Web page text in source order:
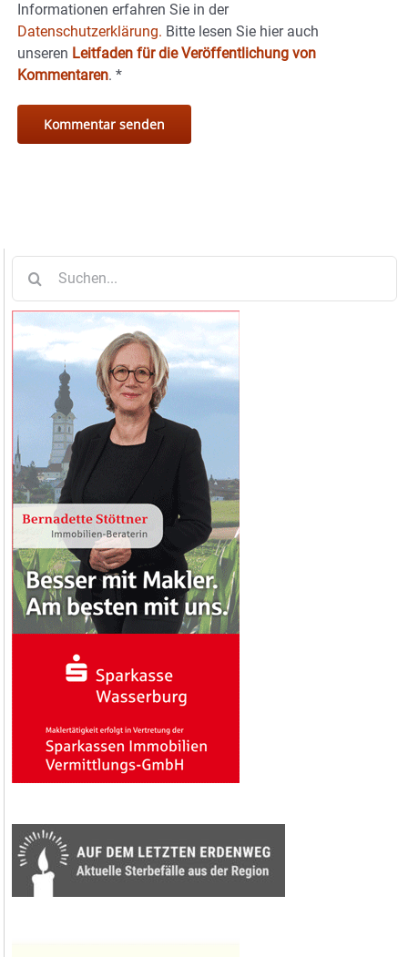
Informationen erfahren Sie in der
Datenschutzerklärung. Bitte lesen Sie hier auch
unseren Leitfaden für die Veröffentlichung von
Kommentaren. *
nach: